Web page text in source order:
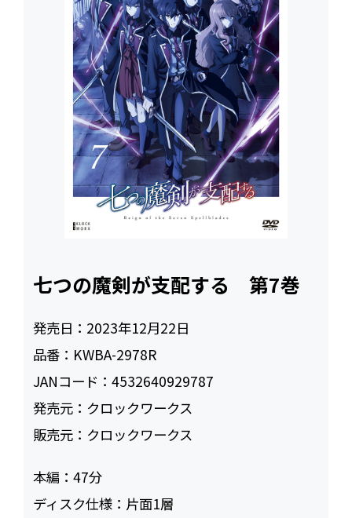
七つの魔剣が支配する 第7巻
発売日： 2023年12月22日
品番： KWBA-2978R
JANコード：4532640929787
発売元： クロックワークス
販売元： クロックワークス
本編：47
ディスク仕様： 片面1層